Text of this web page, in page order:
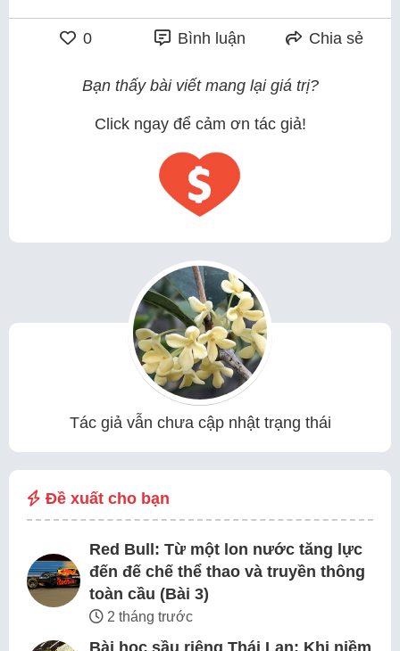
0 Bình luận Chia sẻ
Bạn thấy bài viết mang lại giá trị?
Click ngay để cảm ơn tác giả!
Tác giả vẫn chưa cập nhật trạng thái
Đề xuất cho bạn
Red Bull: Từ một lon nước tăng lực
đến đế chế thể thao và truyền thông
toàn cầu (Bài 3)
2 tháng trước